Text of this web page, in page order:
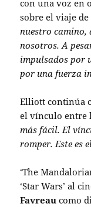
con una voz en
sobre el viaje
nuestro camino,
nosotros. A
impulsados ​​por
por una fuerza
Elliott continúa
el vínculo entre
más fácil. El
romper. Este es
‘The
‘Star Wars’ al
Favreau como